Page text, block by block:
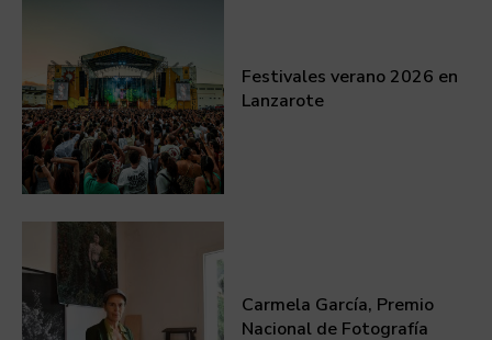
Festivales verano 2026 en
Lanzarote
Carmela García, Premio
Nacional de Fotografía